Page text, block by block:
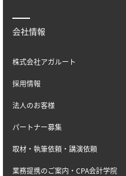
会社情報
株式会社アガルート
採用情報
法人のお客様
パートナー募集
取材・執筆依頼・講演依頼
業務提携のご案内・CPA会計学院